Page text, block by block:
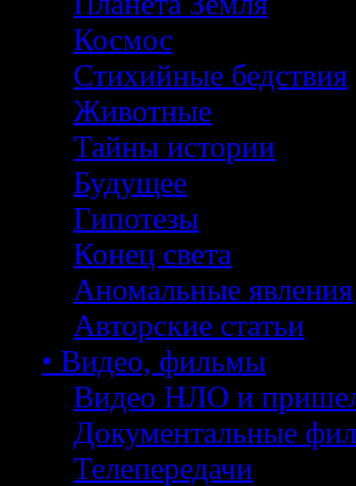
Космос
Стихийные бедствия
Животные
Тайны истории
Будущее
Гипотезы
Конец света
Аномальные явления
Авторские статьи
• Видео, фильмы
Видео НЛО и
Документальные
Телепередачи